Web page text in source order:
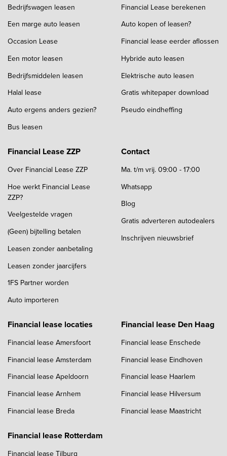
Bedrijfswagen leasen
Een marge auto leasen
Occasion Lease
Een motor leasen
Bedrijfsmiddelen leasen
Halal lease
Auto ergens anders gezien?
Bus leasen
Financial Lease berekenen
Auto kopen of leasen?
Financial lease eerder aflossen
Hybride auto leasen
Elektrische auto leasen
Gratis whitepaper download
Pseudo eindheffing
Financial Lease ZZP
Over Financial Lease ZZP
Hoe werkt Financial Lease
ZZP?
Veelgestelde vragen
(Geen) bijtelling betalen
Leasen zonder aanbetaling
Leasen zonder jaarcijfers
1FS Partner worden
Auto importeren
Contact
Ma. t/m vrij. 09:00 - 17:00
Whatsapp
Blog
Gratis adverteren autodealers
Inschrijven nieuwsbrief
Financial lease locaties
Financial lease Amersfoort
Financial lease Amsterdam
Financial lease Apeldoorn
Financial lease Arnhem
Financial lease Breda
Financial lease Den Haag
Financial lease Enschede
Financial lease Eindhoven
Financial lease Haarlem
Financial lease Hilversum
Financial lease Maastricht
Financial lease Rotterdam
Financial lease Tilburg